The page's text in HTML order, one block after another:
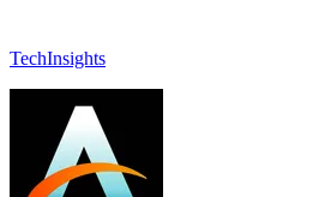
TechInsights